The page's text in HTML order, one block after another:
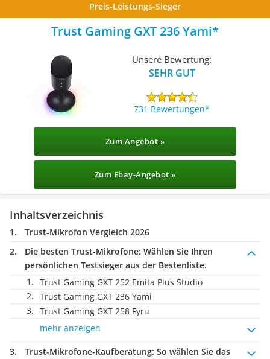
Preis-Leistungs-Sieger
Trust Gaming GXT 236 Yami
Unsere Bewertung:
SEHR GUT
731 Bewertungen
Zum Angebot »
Zum Ebay-Angebot »
Inhaltsverzeichnis
Trust-Mikrofon Vergleich 2026
Die besten Trust-Mikrofone: Wählen Sie Ihren
persönlichen Testsieger aus der Bestenliste.
Trust Gaming GXT 252 Emita Plus Studio
Trust Gaming GXT 236 Yami
Trust Gaming GXT 258 Fyru
mehr anzeigen
Trust-Mikrofone-Kaufberatung: So wählen Sie das